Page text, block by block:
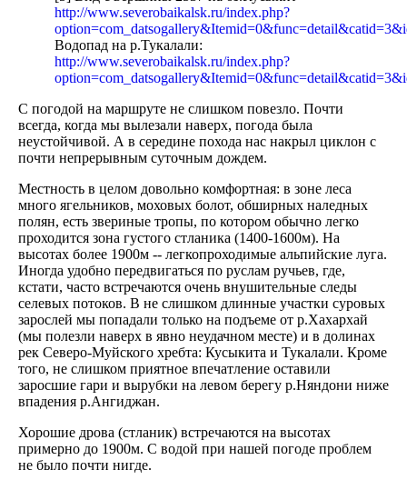
http://www.severobaikalsk.ru/index.php?
Водопад на р.Тукалали:
http://www.severobaikalsk.ru/index.php?
С погодой на маршруте не слишком повезло. Почти
всегда, когда мы вылезали наверх, погода была
неустойчивой. А в середине похода нас накрыл циклон с
почти непрерывным суточным дождем.
Местность в целом довольно комфортная: в зоне леса
много ягельников, моховых болот, обширных наледных
полян, есть звериные тропы, по котором обычно легко
проходится зона густого стланика (1400-1600м). На
высотах более 1900м -- легкопроходимые альпийские луга.
Иногда удобно передвигаться по руслам ручьев, где,
кстати, часто встречаются очень внушительные следы
селевых потоков. В не слишком длинные участки суровых
зарослей мы попадали только на подъеме от р.Хахархай
(мы полезли наверх в явно неудачном месте) и в долинах
рек Северо-Муйского хребта: Кусыкита и Тукалали. Кроме
того, не слишком приятное впечатление оставили
заросшие гари и вырубки на левом берегу р.Няндони ниже
впадения р.Ангиджан.
Хорошие дрова (стланик) встречаются на высотах
примерно до 1900м. С водой при нашей погоде проблем
не было почти нигде.